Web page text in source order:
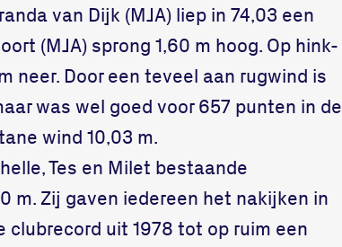
van Dijk (MJA) liep in 74,03 een
(MJA) sprong 1,60 m hoog. Op hink-
neer. Door een teveel aan rugwind is
was wel goed voor 657 punten in de
wind 10,03 m.
Tes en Milet bestaande
m. Zij gaven iedereen het nakijken in
uit 1978 tot op ruim een